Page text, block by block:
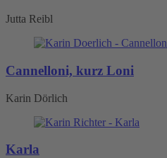
Jutta Reibl
Cannelloni, kurz Loni
Karin Dörlich
Karla